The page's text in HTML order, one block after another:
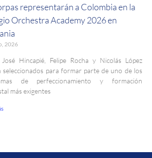
representarán a Colombia en la
Orchestra Academy 2026 en
2026
Hincapié, Felipe Rocha y Nicolás López
seleccionados para formar parte de uno de los
de perfeccionamiento y formación
más exigentes